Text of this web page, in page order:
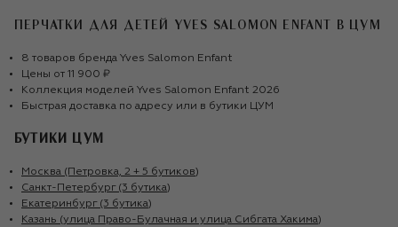
ПЕРЧАТКИ ДЛЯ ДЕТЕЙ YVES SALOMON ENFANT В ЦУМ
8 товаров бренда Yves Salomon Enfant
Цены от 11 900 ₽
Коллекция моделей Yves Salomon Enfant 2026
Быстрая доставка по адресу или в бутики ЦУМ
БУТИКИ ЦУМ
Москва (Петровка, 2 + 5 бутиков)
Санкт-Петербург (3 бутика)
Екатеринбург (3 бутика)
Казань (улица Право-Булачная и улица Сибгата Хакима)